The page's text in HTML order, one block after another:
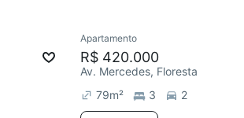
Apartamento
R$ 420.000
Av. Mercedes, Floresta
79m² 3 2